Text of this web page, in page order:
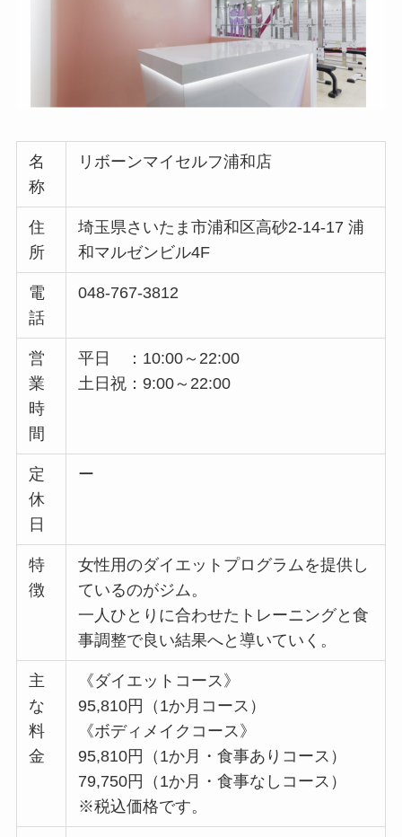
名
称
リボーンマイセルフ浦和店
住
所
埼玉県さいたま市浦和区高砂2-14-17 浦
和マルゼンビル4F
電
話
048-767-3812
営
業
時
間
平日 ：10:00～22:00
土日祝：9:00～22:00
定
休
日
ー
特
徴
女性用のダイエットプログラムを提供し
ているのがジム。
一人ひとりに合わせたトレーニングと食
事調整で良い結果へと導いていく。
主
な
料
金
《ダイエットコース》
95,810円（1か月コース）
《ボディメイクコース》
95,810円（1か月・食事ありコース）
79,750円（1か月・食事なしコース）
※税込価格です。